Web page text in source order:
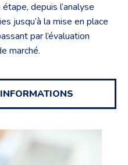
depuis l’analyse
jusqu’à la mise en place
par l’évaluation
marché.